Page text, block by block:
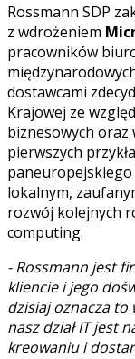
Rossmann SDP
z wdrożeniem
pracowników
dostawcami
Krajowej ze
biznesowych oraz
pierwszych
lokalnym,
rozwój kolejnych
computing.
- Rossmann jest
kliencie i jego
dzisiaj oznacza to
nasz dział IT jest
kreowaniu i